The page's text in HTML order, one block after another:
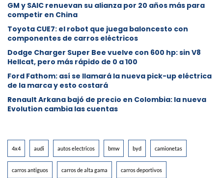
GM y SAIC renuevan su alianza por 20 años más para
competir en China
Toyota CUE7: el robot que juega baloncesto con
componentes de carros eléctricos
Dodge Charger Super Bee vuelve con 600 hp: sin V8
Hellcat, pero más rápido de 0 a 100
Ford Fathom: así se llamará la nueva pick-up eléctrica
de la marca y esto costará
Renault Arkana bajó de precio en Colombia: la nueva
Evolution cambia las cuentas
4x4 audi autos electricos bmw byd camionetas
carros antiguos carros de alta gama carros deportivos